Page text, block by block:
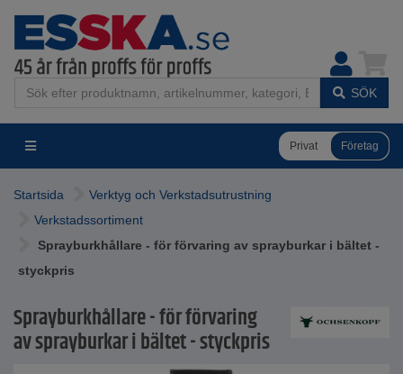
SÖK
Privat Företag
Startsida
Verktyg och Verkstadsutrustning
Verkstadssortiment
Sprayburkhållare - för förvaring av sprayburkar i bältet -
styckpris
Sprayburkhållare - för förvaring
av sprayburkar i bältet - styckpris